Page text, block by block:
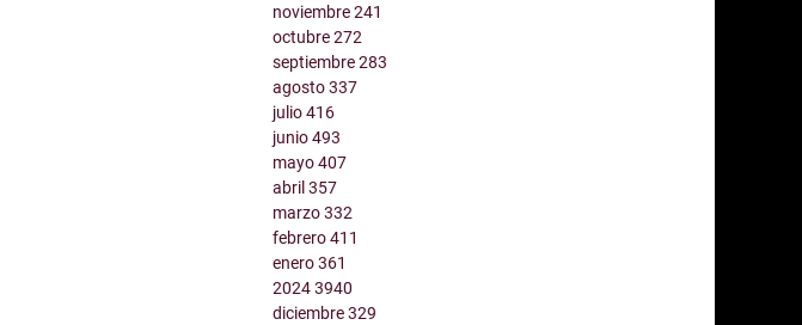
noviembre241
octubre272
septiembre283
agosto337
julio416
junio493
mayo407
abril357
marzo332
febrero411
enero361
20243940
diciembre329